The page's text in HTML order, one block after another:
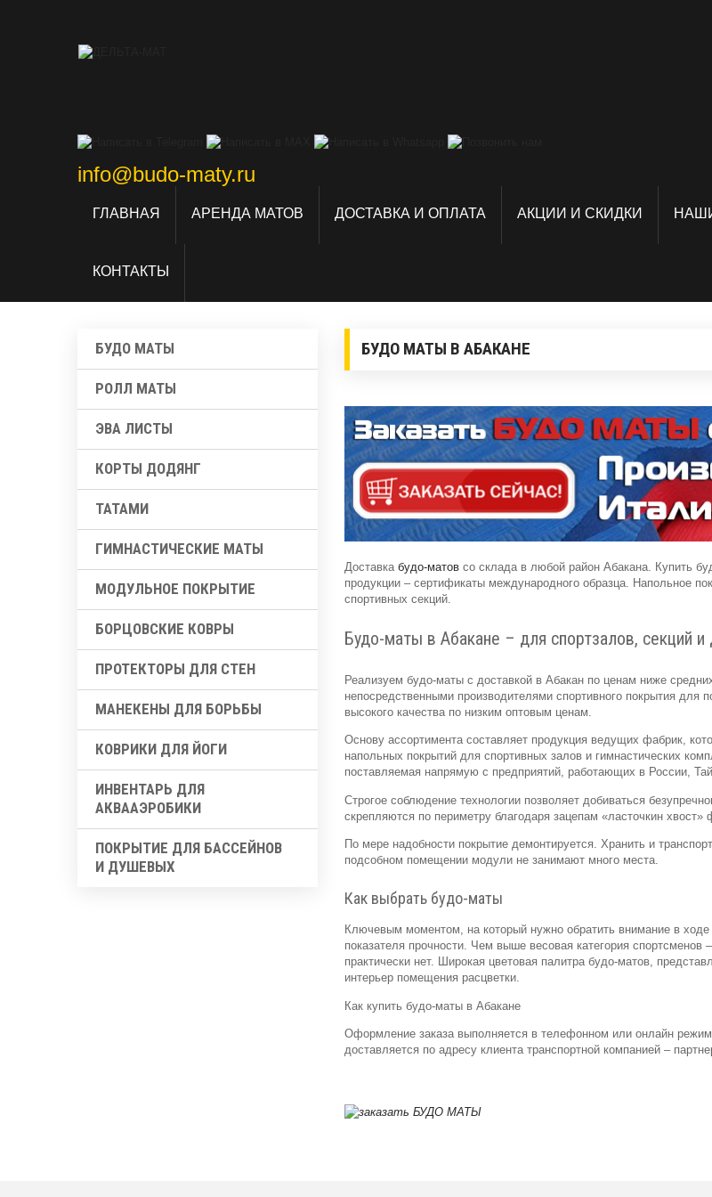
info@budo-maty.ru
ГЛАВНАЯ АРЕНДА МАТОВ ДОСТАВКА И ОПЛАТА АКЦИИ И СКИДКИ
КОНТАКТЫ
БУДО МАТЫ
РОЛЛ МАТЫ
ЭВА ЛИСТЫ
КОРТЫ ДОДЯНГ
ТАТАМИ
ГИМНАСТИЧЕСКИЕ МАТЫ
МОДУЛЬНОЕ ПОКРЫТИЕ
БОРЦОВСКИЕ КОВРЫ
ПРОТЕКТОРЫ ДЛЯ СТЕН
МАНЕКЕНЫ ДЛЯ БОРЬБЫ
КОВРИКИ ДЛЯ ЙОГИ
ИНВЕНТАРЬ ДЛЯ
АКВААЭРОБИКИ
ПОКРЫТИЕ ДЛЯ БАССЕЙНОВ
И ДУШЕВЫХ
БУДО МАТЫ В АБАКАНЕ
Доставка будо-матов со склада в любой район Абакана. Купить
продукции – сертификаты международного образца. Напольное
спортивных секций.
Будо-маты в Абакане – для спортзалов, секций
Реализуем будо-маты с доставкой в Абакан по ценам ниже
непосредственными производителями спортивного покрытия
высокого качества по низким оптовым ценам.
Основу ассортимента составляет продукция ведущих фабрик,
напольных покрытий для спортивных залов и гимнастических
поставляемая напрямую с предприятий, работающих в России,
Строгое соблюдение технологии позволяет добиваться
скрепляются по периметру благодаря зацепам «ласточкин
По мере надобности покрытие демонтируется. Хранить и
подсобном помещении модули не занимают много места.
Как выбрать будо-маты
Ключевым моментом, на который нужно обратить внимание в
показателя прочности. Чем выше весовая категория
практически нет. Широкая цветовая палитра будо-матов,
интерьер помещения расцветки.
Как купить будо-маты в Абакане
Оформление заказа выполняется в телефонном или онлайн
доставляется по адресу клиента транспортной компанией –